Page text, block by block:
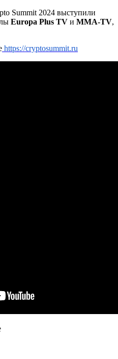
Summit 2024 выступили
Europa Plus TV и MMA-TV,
https://cryptosummit.ru